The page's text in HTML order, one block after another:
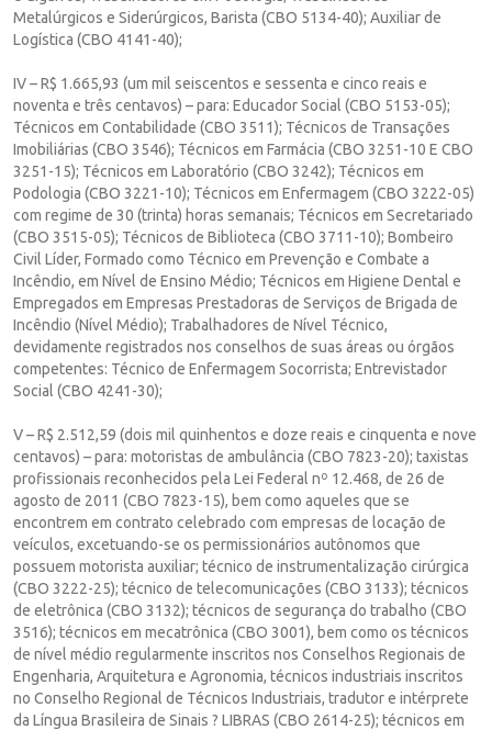
Metalúrgicos e Siderúrgicos, Barista (CBO 5134-40); Auxiliar de
Logística (CBO 4141-40);
IV – R$ 1.665,93 (um mil seiscentos e sessenta e cinco reais e
noventa e três centavos) – para: Educador Social (CBO 5153-05);
Técnicos em Contabilidade (CBO 3511); Técnicos de Transações
Imobiliárias (CBO 3546); Técnicos em Farmácia (CBO 3251-10 E CBO
3251-15); Técnicos em Laboratório (CBO 3242); Técnicos em
Podologia (CBO 3221-10); Técnicos em Enfermagem (CBO 3222-05)
com regime de 30 (trinta) horas semanais; Técnicos em Secretariado
(CBO 3515-05); Técnicos de Biblioteca (CBO 3711-10); Bombeiro
Civil Líder, Formado como Técnico em Prevenção e Combate a
Incêndio, em Nível de Ensino Médio; Técnicos em Higiene Dental e
Empregados em Empresas Prestadoras de Serviços de Brigada de
Incêndio (Nível Médio); Trabalhadores de Nível Técnico,
devidamente registrados nos conselhos de suas áreas ou órgãos
competentes: Técnico de Enfermagem Socorrista; Entrevistador
Social (CBO 4241-30);
V – R$ 2.512,59 (dois mil quinhentos e doze reais e cinquenta e nove
centavos) – para: motoristas de ambulância (CBO 7823-20); taxistas
profissionais reconhecidos pela Lei Federal nº 12.468, de 26 de
agosto de 2011 (CBO 7823-15), bem como aqueles que se
encontrem em contrato celebrado com empresas de locação de
veículos, excetuando-se os permissionários autônomos que
possuem motorista auxiliar; técnico de instrumentalização cirúrgica
(CBO 3222-25); técnico de telecomunicações (CBO 3133); técnicos
de eletrônica (CBO 3132); técnicos de segurança do trabalho (CBO
3516); técnicos em mecatrônica (CBO 3001), bem como os técnicos
de nível médio regularmente inscritos nos Conselhos Regionais de
Engenharia, Arquitetura e Agronomia, técnicos industriais inscritos
no Conselho Regional de Técnicos Industriais, tradutor e intérprete
da Língua Brasileira de Sinais ? LIBRAS (CBO 2614-25); técnicos em